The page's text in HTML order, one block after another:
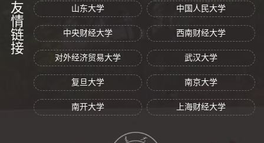
友情链接 山东大学 中国人民大学
中央财经大学 西南财经大学
对外经济贸易大学 武汉大学
复旦大学 南京大学
南开大学 上海财经大学